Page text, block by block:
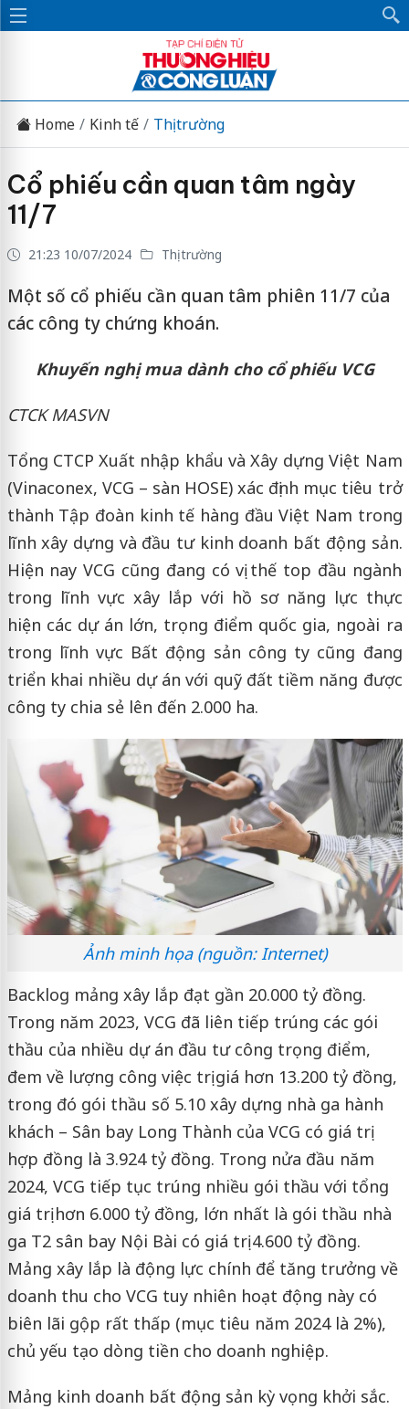
Home Kinh tế Thị trường
Cổ phiếu cần quan tâm ngày
11/7
21:23 10/07/2024 Thị trường
Một số cổ phiếu cần quan tâm phiên 11/7 của
các công ty chứng khoán.
Khuyến nghị mua dành cho cổ phiếu VCG
CTCK MASVN
Tổng CTCP Xuất nhập khẩu và Xây dựng Việt Nam
(Vinaconex, VCG – sàn HOSE) xác định mục tiêu trở
thành Tập đoàn kinh tế hàng đầu Việt Nam trong
lĩnh xây dựng và đầu tư kinh doanh bất động sản.
Hiện nay VCG cũng đang có vị thế top đầu ngành
trong lĩnh vực xây lắp với hồ sơ năng lực thực
hiện các dự án lớn, trọng điểm quốc gia, ngoài ra
trong lĩnh vực Bất động sản công ty cũng đang
triển khai nhiều dự án với quỹ đất tiềm năng được
công ty chia sẻ lên đến 2.000 ha.
Ảnh minh họa (nguồn: Internet)
Backlog mảng xây lắp đạt gần 20.000 tỷ đồng.
Trong năm 2023, VCG đã liên tiếp trúng các gói
thầu của nhiều dự án đầu tư công trọng điểm,
đem về lượng công việc trị giá hơn 13.200 tỷ đồng,
trong đó gói thầu số 5.10 xây dựng nhà ga hành
khách – Sân bay Long Thành của VCG có giá trị
hợp đồng là 3.924 tỷ đồng. Trong nửa đầu năm
2024, VCG tiếp tục trúng nhiều gói thầu với tổng
giá trị hơn 6.000 tỷ đồng, lớn nhất là gói thầu nhà
ga T2 sân bay Nội Bài có giá trị 4.600 tỷ đồng.
Mảng xây lắp là động lực chính để tăng trưởng về
doanh thu cho VCG tuy nhiên hoạt động này có
biên lãi gộp rất thấp (mục tiêu năm 2024 là 2%),
chủ yếu tạo dòng tiền cho doanh nghiệp.
Mảng kinh doanh bất động sản kỳ vọng khởi sắc.